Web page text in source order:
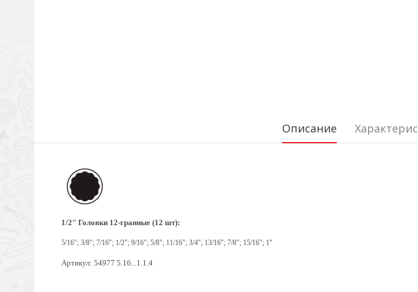
Описание
1/2" Головки 12-гранные (12 шт):
5/16"; 3/8"; 7/16"; 1/2"; 9/16"; 5/8"; 11/16"; 3/4"; 13/16"; 7/8"; 15/16"; 1"
Артикул: 54977 5.16...1.1.4